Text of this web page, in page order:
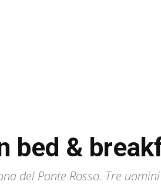
bed &
del Ponte Rosso. Tre